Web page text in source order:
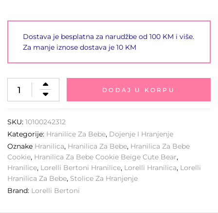
Dostava je besplatna za narudžbe od 100 KM i više.
Za manje iznose dostava je 10 KM
DODAJ U KORPU
SKU: 10100242312
Kategorije: Hranilice Za Bebe, Dojenje I Hranjenje
Oznake Hranilica, Hranilica Za Bebe, Hranilica Za Bebe
Cookie, Hranilica Za Bebe Cookie Beige Cute Bear,
Hranilice, Lorelli Bertoni Hranilice, Lorelli Hranilica, Lorelli
Hranilica Za Bebe, Stolice Za Hranjenje
Brand: Lorelli Bertoni